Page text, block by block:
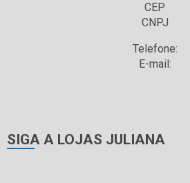
CEP
CNPJ
Telefone:
E-mail:
SIGA A LOJAS JULIANA